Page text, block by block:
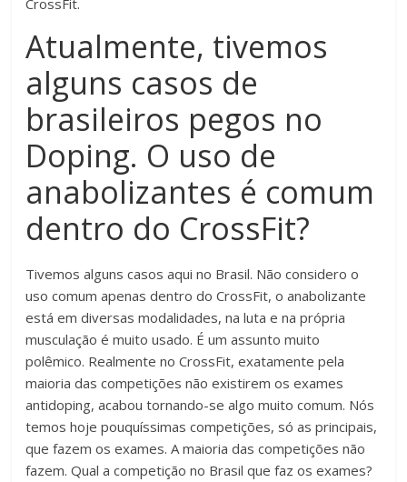
CrossFit.
Atualmente, tivemos
alguns casos de
brasileiros pegos no
Doping. O uso de
anabolizantes é comum
dentro do CrossFit?
Tivemos alguns casos aqui no Brasil. Não considero o
uso comum apenas dentro do CrossFit, o anabolizante
está em diversas modalidades, na luta e na própria
musculação é muito usado. É um assunto muito
polêmico. Realmente no CrossFit, exatamente pela
maioria das competições não existirem os exames
antidoping, acabou tornando-se algo muito comum. Nós
temos hoje pouquíssimas competições, só as principais,
que fazem os exames. A maioria das competições não
fazem. Qual a competição no Brasil que faz os exames?